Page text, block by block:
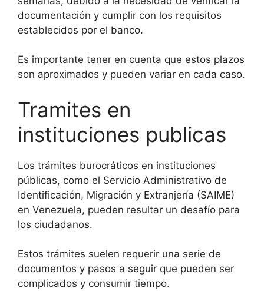
documentación y cumplir con los requisitos
establecidos por el banco.
Es importante tener en cuenta que estos plazos
son aproximados y pueden variar en cada caso.
Tramites en
instituciones publicas
Los trámites burocráticos en instituciones
públicas, como el Servicio Administrativo de
Identificación, Migración y Extranjería (SAIME)
en Venezuela, pueden resultar un desafío para
los ciudadanos.
Estos trámites suelen requerir una serie de
documentos y pasos a seguir que pueden ser
complicados y consumir tiempo.